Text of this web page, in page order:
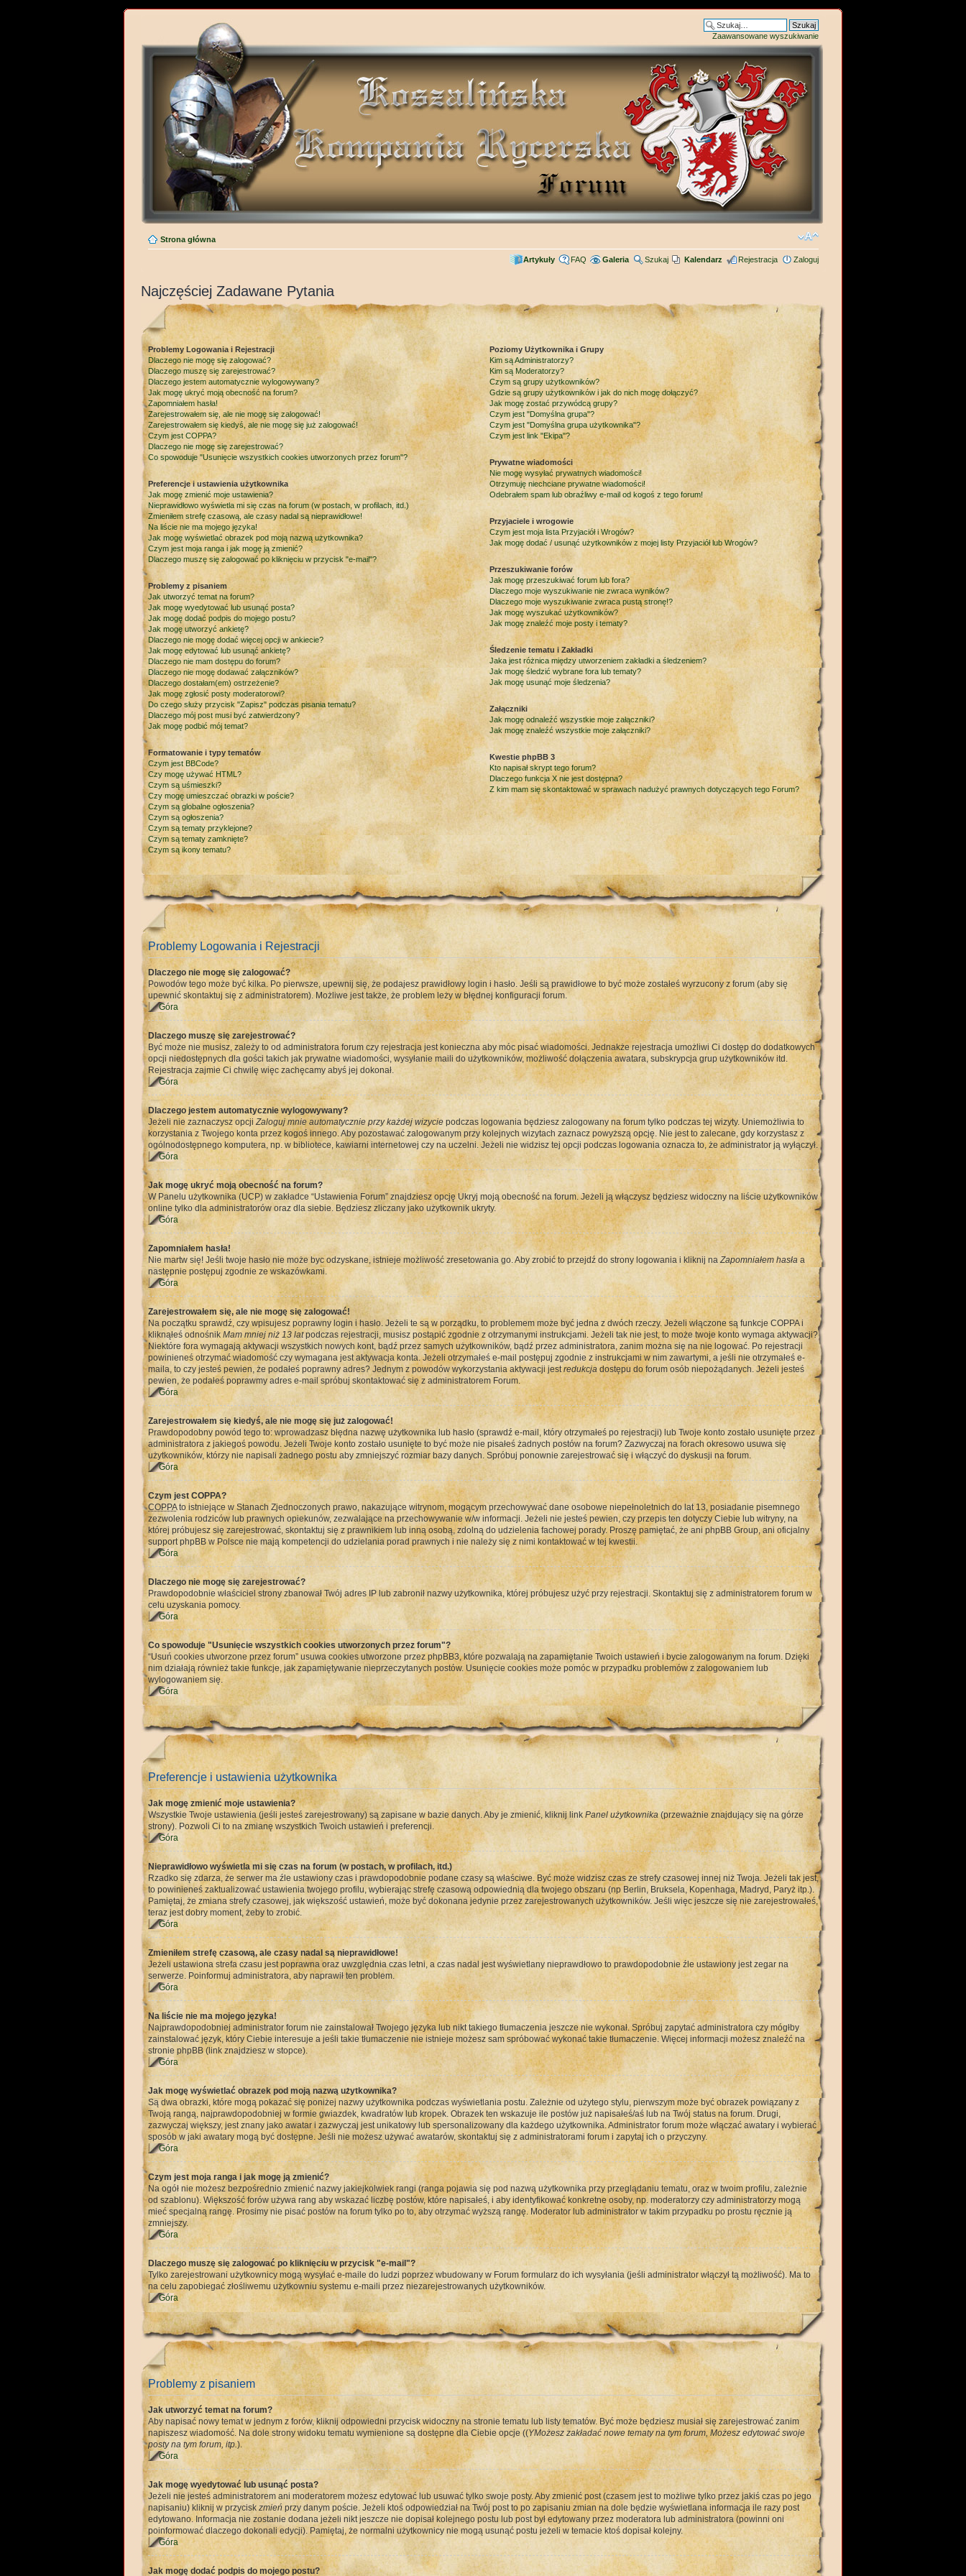
Zaawansowane wyszukiwanie
Strona główna
Artykuły FAQ Galeria Szukaj Kalendarz Rejestracja Zaloguj
Najczęściej Zadawane Pytania
Problemy Logowania i Rejestracji
Dlaczego nie mogę się zalogować?
Dlaczego muszę się zarejestrować?
Dlaczego jestem automatycznie wylogowywany?
Jak mogę ukryć moją obecność na forum?
Zapomniałem hasła!
Zarejestrowałem się, ale nie mogę się zalogować!
Zarejestrowałem się kiedyś, ale nie mogę się już zalogować!
Czym jest COPPA?
Dlaczego nie mogę się zarejestrować?
Co spowoduje "Usunięcie wszystkich cookies utworzonych przez forum"?
Preferencje i ustawienia użytkownika
Jak mogę zmienić moje ustawienia?
Nieprawidłowo wyświetla mi się czas na forum (w postach, w profilach, itd.)
Zmieniłem strefę czasową, ale czasy nadal są nieprawidłowe!
Na liście nie ma mojego języka!
Jak mogę wyświetlać obrazek pod moją nazwą użytkownika?
Czym jest moja ranga i jak mogę ją zmienić?
Dlaczego muszę się zalogować po kliknięciu w przycisk "e-mail"?
Problemy z pisaniem
Jak utworzyć temat na forum?
Jak mogę wyedytować lub usunąć posta?
Jak mogę dodać podpis do mojego postu?
Jak mogę utworzyć ankietę?
Dlaczego nie mogę dodać więcej opcji w ankiecie?
Jak mogę edytować lub usunąć ankietę?
Dlaczego nie mam dostępu do forum?
Dlaczego nie mogę dodawać załączników?
Dlaczego dostałam(em) ostrzeżenie?
Jak mogę zgłosić posty moderatorowi?
Do czego służy przycisk "Zapisz" podczas pisania tematu?
Dlaczego mój post musi być zatwierdzony?
Jak mogę podbić mój temat?
Formatowanie i typy tematów
Czym jest BBCode?
Czy mogę używać HTML?
Czym są uśmieszki?
Czy mogę umieszczać obrazki w poście?
Czym są globalne ogłoszenia?
Czym są ogłoszenia?
Czym są tematy przyklejone?
Czym są tematy zamknięte?
Czym są ikony tematu?
Poziomy Użytkownika i Grupy
Kim są Administratorzy?
Kim są Moderatorzy?
Czym są grupy użytkowników?
Gdzie są grupy użytkowników i jak do nich mogę dołączyć?
Jak mogę zostać przywódcą grupy?
Czym jest "Domyślna grupa"?
Czym jest "Domyślna grupa użytkownika"?
Czym jest link "Ekipa"?
Prywatne wiadomości
Nie mogę wysyłać prywatnych wiadomości!
Otrzymuję niechciane prywatne wiadomości!
Odebrałem spam lub obraźliwy e-mail od kogoś z tego forum!
Przyjaciele i wrogowie
Czym jest moja lista Przyjaciół i Wrogów?
Jak mogę dodać / usunąć użytkowników z mojej listy Przyjaciół lub Wrogów?
Przeszukiwanie forów
Jak mogę przeszukiwać forum lub fora?
Dlaczego moje wyszukiwanie nie zwraca wyników?
Dlaczego moje wyszukiwanie zwraca pustą stronę!?
Jak mogę wyszukać użytkowników?
Jak mogę znaleźć moje posty i tematy?
Śledzenie tematu i Zakładki
Jaka jest różnica między utworzeniem zakładki a śledzeniem?
Jak mogę śledzić wybrane fora lub tematy?
Jak mogę usunąć moje śledzenia?
Załączniki
Jak mogę odnaleźć wszystkie moje załączniki?
Jak mogę znaleźć wszystkie moje załączniki?
Kwestie phpBB 3
Kto napisał skrypt tego forum?
Dlaczego funkcja X nie jest dostępna?
Z kim mam się skontaktować w sprawach nadużyć prawnych dotyczących tego Forum?
Problemy Logowania i Rejestracji
Dlaczego nie mogę się zalogować?
Powodów tego może być kilka. Po pierwsze, upewnij się, że podajesz prawidłowy login i hasło. Jeśli są prawidłowe to być może zostałeś wyrzucony z forum (aby się
upewnić skontaktuj się z administratorem). Możliwe jest także, że problem leży w błędnej konfiguracji forum.
Góra
Dlaczego muszę się zarejestrować?
Być może nie musisz, zależy to od administratora forum czy rejestracja jest konieczna aby móc pisać wiadomości. Jednakże rejestracja umożliwi Ci dostęp do dodatkowych
opcji niedostępnych dla gości takich jak prywatne wiadomości, wysyłanie maili do użytkowników, możliwość dołączenia awatara, subskrypcja grup użytkowników itd.
Rejestracja zajmie Ci chwilę więc zachęcamy abyś jej dokonał.
Góra
Dlaczego jestem automatycznie wylogowywany?
Jeżeli nie zaznaczysz opcjiZaloguj mnie automatycznie przy każdej wizyciepodczas logowania będziesz zalogowany na forum tylko podczas tej wizyty. Uniemożliwia to
korzystania z Twojego konta przez kogoś innego. Aby pozostawać zalogowanym przy kolejnych wizytach zaznacz powyższą opcję. Nie jest to zalecane, gdy korzystasz z
ogólnodostępnego komputera, np. w bibliotece, kawiarni internetowej czy na uczelni. Jeżeli nie widzisz tej opcji podczas logowania oznacza to, że administrator ją wyłączył.
Góra
Jak mogę ukryć moją obecność na forum?
W Panelu użytkownika (UCP) w zakładce “Ustawienia Forum” znajdziesz opcję Ukryj moją obecność na forum. Jeżeli ją włączysz będziesz widoczny na liście użytkowników
online tylko dla administratorów oraz dla siebie. Będziesz zliczany jako użytkownik ukryty.
Góra
Zapomniałem hasła!
Nie martw się! Jeśli twoje hasło nie może byc odzyskane, istnieje możliwość zresetowania go. Aby zrobić to przejdź do strony logowania i kliknij naZapomniałem hasłaa
następnie postępuj zgodnie ze wskazówkami.
Góra
Zarejestrowałem się, ale nie mogę się zalogować!
Na początku sprawdź, czy wpisujesz poprawny login i hasło. Jeżeli te są w porządku, to problemem może być jedna z dwóch rzeczy. Jeżeli włączone są funkcje COPPA i
kliknąłeś odnośnik Mam mniej niż 13 latpodczas rejestracji, musisz postąpić zgodnie z otrzymanymi instrukcjami. Jeżeli tak nie jest, to może twoje konto wymaga aktywacji?
Niektóre fora wymagają aktywacji wszystkich nowych kont, bądź przez samych użytkowników, bądź przez administratora, zanim można się na nie logować. Po rejestracji
powinieneś otrzymać wiadomość czy wymagana jest aktywacja konta. Jeżeli otrzymałeś e-mail postępuj zgodnie z instrukcjami w nim zawartymi, a jeśli nie otrzymałeś e-
maila, to czy jesteś pewien, że podałeś poprawny adres? Jednym z powodów wykorzystania aktywacji jestredukcjadostępu do forum osób niepożądanych. Jeżeli jesteś
pewien, że podałeś poprawmy adres e-mail spróbuj skontaktować się z administratorem Forum.
Góra
Zarejestrowałem się kiedyś, ale nie mogę się już zalogować!
Prawdopodobny powód tego to: wprowadzasz błędna nazwę użytkownika lub hasło (sprawdź e-mail, który otrzymałeś po rejestracji) lub Twoje konto zostało usunięte przez
administratora z jakiegoś powodu. Jeżeli Twoje konto zostało usunięte to być może nie pisałeś żadnych postów na forum? Zazwyczaj na forach okresowo usuwa się
użytkowników, którzy nie napisali żadnego postu aby zmniejszyć rozmiar bazy danych. Spróbuj ponownie zarejestrować się i włączyć do dyskusji na forum.
Góra
Czym jest COPPA?
COPPAto istniejące w Stanach Zjednoczonych prawo, nakazujące witrynom, mogącym przechowywać dane osobowe niepełnoletnich do lat 13, posiadanie pisemnego
zezwolenia rodziców lub prawnych opiekunów, zezwalające na przechowywanie w/w informacji. Jeżeli nie jesteś pewien, czy przepis ten dotyczy Ciebie lub witryny, na
której próbujesz się zarejestrować, skontaktuj się z prawnikiem lub inną osobą, zdolną do udzielenia fachowej porady. Proszę pamiętać, że ani phpBB Group, ani oficjalny
support phpBB w Polsce nie mają kompetencji do udzielania porad prawnych i nie należy się z nimi kontaktować w tej kwestii.
Góra
Dlaczego nie mogę się zarejestrować?
Prawdopodobnie właściciel strony zbanował Twój adres IP lub zabronił nazwy użytkownika, której próbujesz użyć przy rejestracji. Skontaktuj się z administratorem forum w
celu uzyskania pomocy.
Góra
Co spowoduje "Usunięcie wszystkich cookies utworzonych przez forum"?
“Usuń cookies utworzone przez forum” usuwa cookies utworzone przez phpBB3, które pozwalają na zapamiętanie Twoich ustawień i bycie zalogowanym na forum. Dzięki
nim działają również takie funkcje, jak zapamiętywanie nieprzeczytanych postów. Usunięcie cookies może pomóc w przypadku problemów z zalogowaniem lub
wylogowaniem się.
Góra
Preferencje i ustawienia użytkownika
Jak mogę zmienić moje ustawienia?
Wszystkie Twoje ustawienia (jeśli jesteś zarejestrowany) są zapisane w bazie danych. Aby je zmienić, kliknij linkPanel użytkownika(przeważnie znajdujący się na górze
strony). Pozwoli Ci to na zmianę wszystkich Twoich ustawień i preferencji.
Góra
Nieprawidłowo wyświetla mi się czas na forum (w postach, w profilach, itd.)
Rzadko się zdarza, że serwer ma źle ustawiony czas i prawdopodobnie podane czasy są właściwe. Być może widzisz czas ze strefy czasowej innej niż Twoja. Jeżeli tak jest,
to powinieneś zaktualizować ustawienia twojego profilu, wybierając strefę czasową odpowiednią dla twojego obszaru (np Berlin, Bruksela, Kopenhaga, Madryd, Paryż itp.).
Pamiętaj, że zmiana strefy czasowej, jak większość ustawień, może być dokonana jedynie przez zarejestrowanych użytkowników. Jeśli więc jeszcze się nie zarejestrowałeś,
teraz jest dobry moment, żeby to zrobić.
Góra
Zmieniłem strefę czasową, ale czasy nadal są nieprawidłowe!
Jeżeli ustawiona strefa czasu jest poprawna oraz uwzględnia czas letni, a czas nadal jest wyświetlany nieprawdłowo to prawdopodobnie źle ustawiony jest zegar na
serwerze. Poinformuj administratora, aby naprawił ten problem.
Góra
Na liście nie ma mojego języka!
Najprawdopodobniej administrator forum nie zainstalował Twojego języka lub nikt takiego tłumaczenia jeszcze nie wykonał. Spróbuj zapytać administratora czy mógłby
zainstalować język, który Ciebie interesuje a jeśli takie tłumaczenie nie istnieje możesz sam spróbować wykonać takie tłumaczenie. Więcej informacji możesz znaleźć na
stronie phpBB (link znajdziesz w stopce).
Góra
Jak mogę wyświetlać obrazek pod moją nazwą użytkownika?
Są dwa obrazki, które mogą pokazać się poniżej nazwy użytkownika podczas wyświetlania postu. Zależnie od użytego stylu, pierwszym może być obrazek powiązany z
Twoją rangą, najprawdopodobniej w formie gwiazdek, kwadratów lub kropek. Obrazek ten wskazuje ile postów już napisałeś/aś lub na Twój status na forum. Drugi,
zazwyczaj większy, jest znany jako awatar i zazwyczaj jest unikatowy lub spersonalizowany dla każdego użytkownika. Administrator forum może włączać awatary i wybierać
sposób w jaki awatary mogą być dostępne. Jeśli nie możesz używać awatarów, skontaktuj się z administratorami forum i zapytaj ich o przyczyny.
Góra
Czym jest moja ranga i jak mogę ją zmienić?
Na ogół nie możesz bezpośrednio zmienić nazwy jakiejkolwiek rangi (ranga pojawia się pod nazwą użytkownika przy przeglądaniu tematu, oraz w twoim profilu, zależnie
od szablonu). Większość forów używa rang aby wskazać liczbę postów, które napisałeś, i aby identyfikować konkretne osoby, np. moderatorzy czy administratorzy mogą
mieć specjalną rangę. Prosimy nie pisać postów na forum tylko po to, aby otrzymać wyższą rangę. Moderator lub administrator w takim przypadku po prostu ręcznie ją
zmniejszy.
Góra
Dlaczego muszę się zalogować po kliknięciu w przycisk "e-mail"?
Tylko zarejestrowani użytkownicy mogą wysyłać e-maile do ludzi poprzez wbudowany w Forum formularz do ich wysyłania (jeśli administrator włączył tą możliwość). Ma to
na celu zapobiegać złośliwemu użytkowniu systemu e-maili przez niezarejestrowanych użytkowników.
Góra
Problemy z pisaniem
Jak utworzyć temat na forum?
Aby napisać nowy temat w jednym z forów, kliknij odpowiedni przycisk widoczny na stronie tematu lub listy tematów. Być może będziesz musiał się zarejestrować zanim
napiszesz wiadomość. Na dole strony widoku tematu wymienione są dostępne dla Ciebie opcje ((YMożesz zakładać nowe tematy na tym forum, Możesz edytować swoje
posty na tym forum, itp.).
Góra
Jak mogę wyedytować lub usunąć posta?
Jeżeli nie jesteś administratorem ani moderatorem możesz edytować lub usuwać tylko swoje posty. Aby zmienić post (czasem jest to możliwe tylko przez jakiś czas po jego
napisaniu) kliknij w przycisk zmień przy danym poście. Jeżeli ktoś odpowiedział na Twój post to po zapisaniu zmian na dole będzie wyświetlana informacja ile razy post
edytowano. Informacja nie zostanie dodana jeżeli nikt jeszcze nie dopisał kolejnego postu lub post był edytowany przez moderatora lub administratora (powinni oni
poinformować dlaczego dokonali edycji). Pamiętaj, że normalni użytkownicy nie mogą usunąć postu jeżeli w temacie ktoś dopisał kolejny.
Góra
Jak mogę dodać podpis do mojego postu?